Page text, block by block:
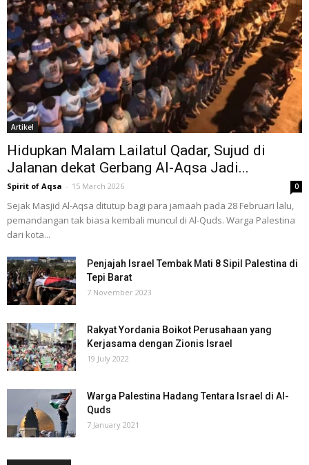
Artikel
Hidupkan Malam Lailatul Qadar, Sujud di
Jalanan dekat Gerbang Al-Aqsa Jadi...
Spirit of Aqsa - 15 March 2026 0
Sejak Masjid Al-Aqsa ditutup bagi para jamaah pada 28 Februari lalu,
pemandangan tak biasa kembali muncul di Al-Quds. Warga Palestina
dari kota...
Penjajah Israel Tembak Mati 8 Sipil Palestina di
Tepi Barat
7 November 2023
Rakyat Yordania Boikot Perusahaan yang
Kerjasama dengan Zionis Israel
19 July 2022
Warga Palestina Hadang Tentara Israel di Al-
Quds
7 January 2021